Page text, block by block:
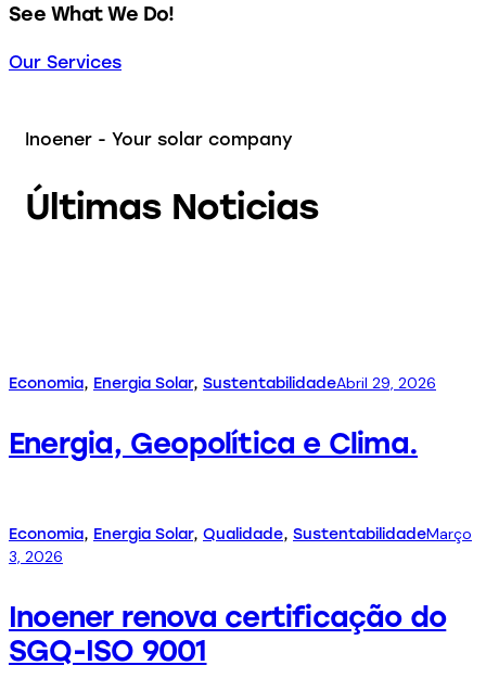
See What We Do!
Our Services
Inoener - Your solar company
Últimas Noticias
Economia, Energia Solar, SustentabilidadeAbril 29, 2026
Energia, Geopolítica e Clima.
Economia, Energia Solar, Qualidade, SustentabilidadeMarço
3, 2026
Inoener renova certificação do
SGQ-ISO 9001